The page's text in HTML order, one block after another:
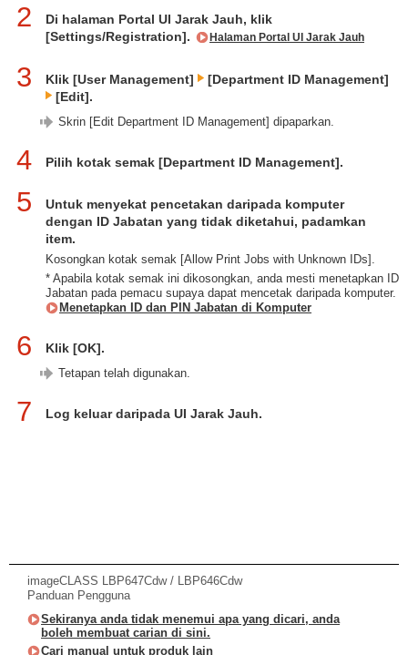
2
Di halaman Portal UI Jarak Jauh, klik
[Settings/Registration].
Halaman Portal UI Jarak Jauh
3 Klik [User Management]
[Department ID Management]
[Edit].
Skrin [Edit Department ID Management] dipaparkan.
4 Pilih kotak semak [Department ID Management].
5
Untuk menyekat pencetakan daripada komputer
dengan ID Jabatan yang tidak diketahui, padamkan
item.
Kosongkan kotak semak [Allow Print Jobs with Unknown IDs].
* Apabila kotak semak ini dikosongkan, anda mesti menetapkan ID
Jabatan pada pemacu supaya dapat mencetak daripada komputer.
Menetapkan ID dan PIN Jabatan di Komputer
6 Klik [OK].
Tetapan telah digunakan.
7 Log keluar daripada UI Jarak Jauh.
imageCLASS LBP647Cdw / LBP646Cdw
Panduan Pengguna
Sekiranya anda tidak menemui apa yang dicari, anda
boleh membuat carian di sini.
Cari manual untuk produk lain